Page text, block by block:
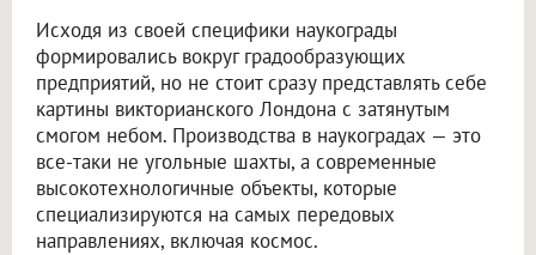
Исходя из своей специфики наукограды
формировались вокруг градообразующих
предприятий, но не стоит сразу представлять себе
картины викторианского Лондона с затянутым
смогом небом. Производства в наукоградах — это
все-таки не угольные шахты, а современные
высокотехнологичные объекты, которые
специализируются на самых передовых
направлениях, включая космос.